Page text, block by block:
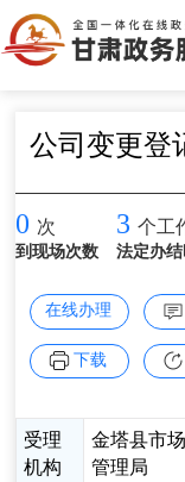
公司变更登
0 次
到现场次数
3 个工
法定办
在线办理
下载
受理
机构
金塔县市
管理局